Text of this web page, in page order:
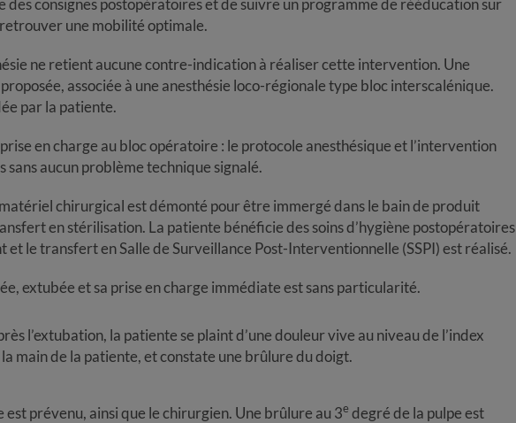
une mobilité optimale.
ne retient aucune contre-indication à réaliser cette intervention. Une
associée à une anesthésie loco-régionale type bloc interscalénique.
par la patiente.
en charge au bloc opératoire : le protocole anesthésique et l’intervention
sans aucun problème technique signalé.
chirurgical est démonté pour être immergé dans le bain de produit
en stérilisation. La patiente bénéficie des soins d’hygiène postopératoires
et le transfert en Salle de Surveillance Post-Interventionnelle (SSPI) est réalisé.
extubée et sa prise en charge immédiate est sans particularité.
l’extubation, la patiente se plaint d’une douleur vive au niveau de l’index
main de la patiente, et constate une brûlure du doigt.
est prévenu, ainsi que le chirurgien. Une brûlure au 3e degré de la pulpe est